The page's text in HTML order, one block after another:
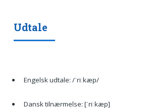
Udtale
Engelsk udtale: /ˈriːkæp/
Dansk tilnærmelse: [ˈriːkæp]